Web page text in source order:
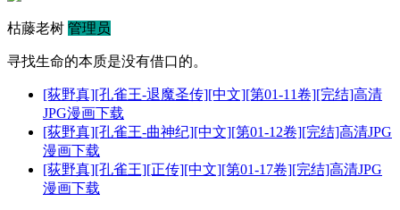
枯藤老树 管理员
寻找生命的本质是没有借口的。
[荻野真][孔雀王-退魔圣传][中文][第01-11卷][完结]高清
JPG漫画下载
[荻野真][孔雀王-曲神纪][中文][第01-12卷][完结]高清JPG
漫画下载
[荻野真][孔雀王][正传][中文][第01-17卷][完结]高清JPG
漫画下载